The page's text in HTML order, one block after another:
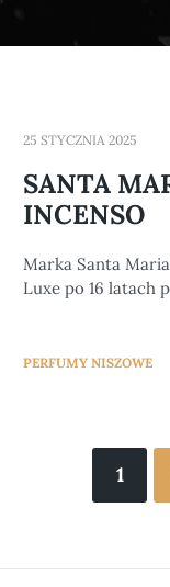
25 STYCZNIA 2025
SANTA
INCENSO
Marka Santa
Luxe po 16 latach
PERFUMY NISZOWE
1